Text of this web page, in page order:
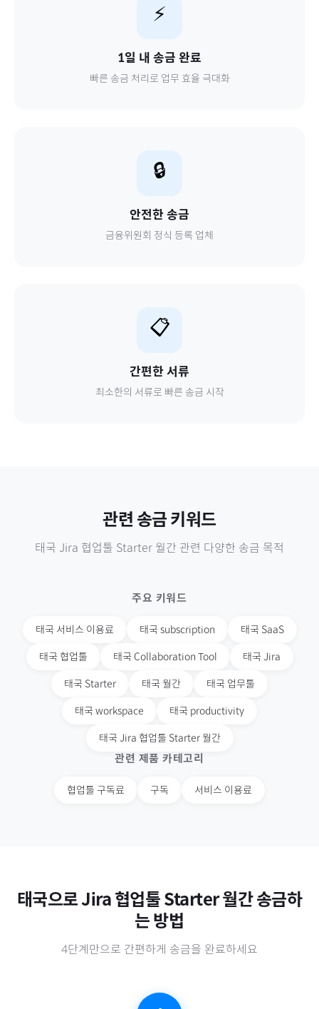
⚡
1일 내 송금 완료
빠른 송금 처리로 업무 효율 극대화
🔒
안전한 송금
금융위원회 정식 등록 업체
📋
간편한 서류
최소한의 서류로 빠른 송금 시작
관련 송금 키워드
태국 Jira 협업툴 Starter 월간 관련 다양한 송금 목적
주요 키워드
태국 서비스 이용료 태국 subscription 태국 SaaS
태국 협업툴 태국 Collaboration Tool 태국 Jira
태국 Starter 태국 월간 태국 업무툴
태국 workspace 태국 productivity
태국 Jira 협업툴 Starter 월간
관련 제품 카테고리
협업툴 구독료 구독 서비스 이용료
태국으로Jira 협업툴 Starter 월간송금하
는 방법
4단계만으로 간편하게 송금을 완료하세요